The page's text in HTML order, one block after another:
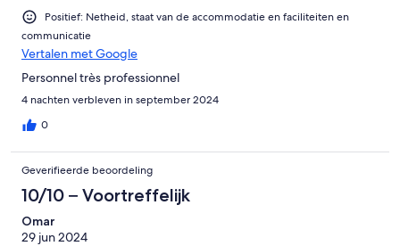
désagréable et impoli bizarrement il se precipiter dès que nous
approchions du buffet , on se demande quel était son role....
C'est dommage pour un établissement que nous avons toujours
apprécié
Positief: Netheid, staat van de accommodatie en faciliteiten en
communicatie
Vertalen met Google
Personnel très professionnel
4 nachten verbleven in september 2024
0
Geverifieerde beoordeling
10/10 – Voortreffelijk
Omar
29 jun 2024